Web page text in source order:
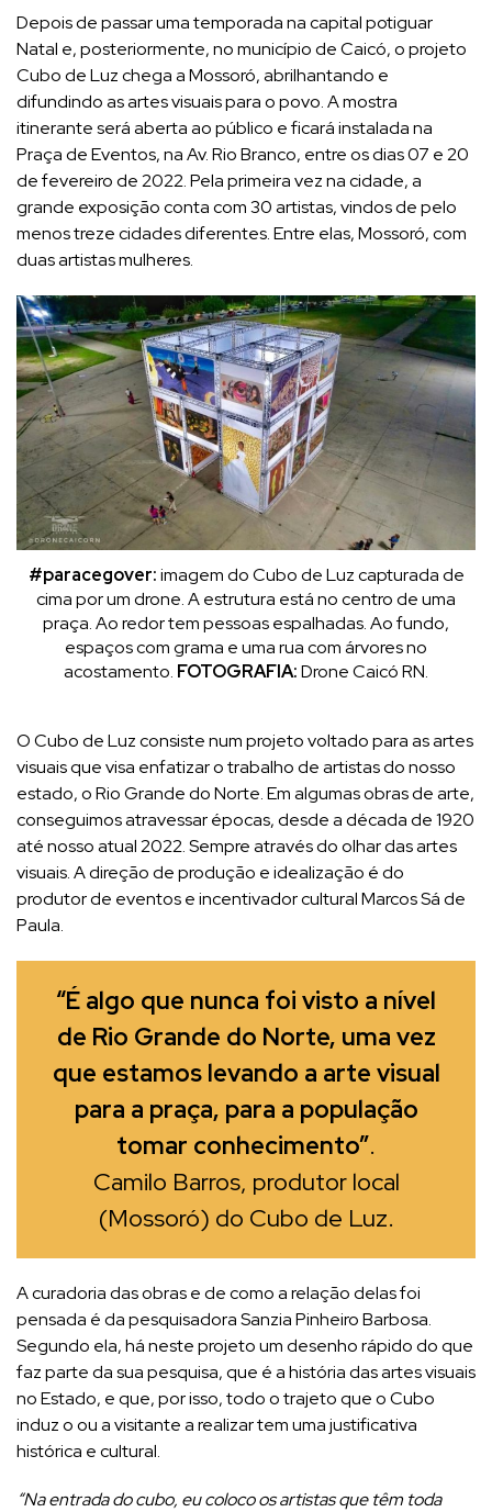
Depois de passar uma temporada na capital potiguar
Natal e, posteriormente, no município de Caicó, o projeto
Cubo de Luz chega a Mossoró, abrilhantando e
difundindo as artes visuais para o povo. A mostra
itinerante será aberta ao público e ficará instalada na
Praça de Eventos, na Av. Rio Branco, entre os dias 07 e 20
de fevereiro de 2022. Pela primeira vez na cidade, a
grande exposição conta com 30 artistas, vindos de pelo
menos treze cidades diferentes. Entre elas, Mossoró, com
duas artistas mulheres.
#paracegover:imagem do Cubo de Luz capturada de
cima por um drone. A estrutura está no centro de uma
praça. Ao redor tem pessoas espalhadas. Ao fundo,
espaços com grama e uma rua com árvores no
acostamento. FOTOGRAFIA:Drone Caicó RN.
O Cubo de Luz consiste num projeto voltado para as artes
visuais que visa enfatizar o trabalho de artistas do nosso
estado, o Rio Grande do Norte. Em algumas obras de arte,
conseguimos atravessar épocas, desde a década de 1920
até nosso atual 2022. Sempre através do olhar das artes
visuais. A direção de produção e idealização é do
produtor de eventos e incentivador cultural Marcos Sá de
Paula.
“É algo que nunca foi visto a nível
de Rio Grande do Norte, uma vez
que estamos levando a arte visual
para a praça, para a população
tomar conhecimento”.
Camilo Barros, produtor local
(Mossoró) do Cubo de Luz.
A curadoria das obras e de como a relação delas foi
pensada é da pesquisadora Sanzia Pinheiro Barbosa.
Segundo ela, há neste projeto um desenho rápido do que
faz parte da sua pesquisa, que é a história das artes visuais
no Estado, e que, por isso, todo o trajeto que o Cubo
induz o ou a visitante a realizar tem uma justificativa
histórica e cultural.
“Na entrada do cubo, eu coloco os artistas que têm toda